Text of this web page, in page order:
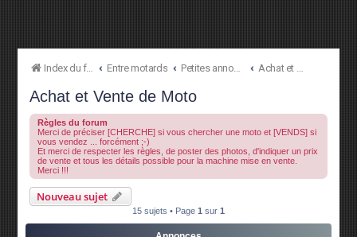
Index du forum Entre motards Petites annonces Achat et Vente de Moto
Achat et Vente de Moto
Règles du forum
Merci de préciser [CHERCHE] si vous chercher une moto et [VENDS] si
vous vendez ... forcément ;-)
Et merci de respecter les règles, de poster des photos, d'indiquer un prix
de vente et tous les détails possible pour la machine mise en vente.
Merci !!!
Nouveau sujet
15 sujets • Page 1 sur 1